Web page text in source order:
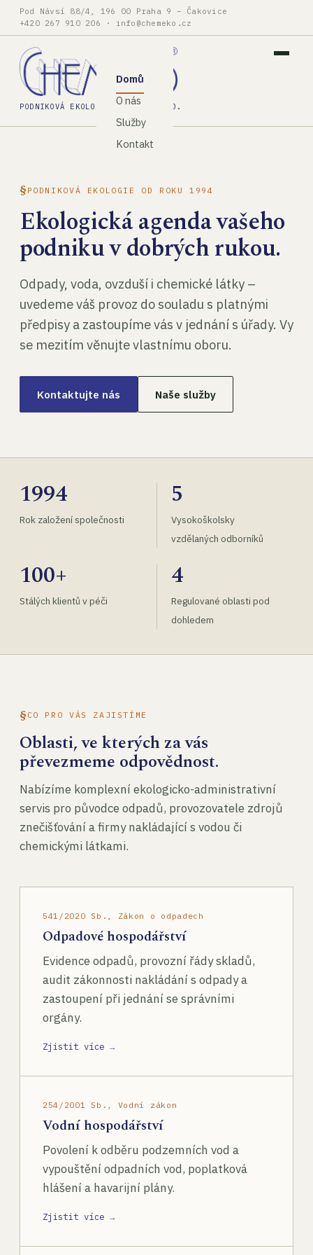
Pod Návsí 88/4, 196 00 Praha 9 – Čakovice
+420 267 910 206 · info@chemeko.cz
PODNIKOVÁ EKOLOGIE, SPOL. S R.O.
Domů
O nás
Služby
Kontakt
PODNIKOVÁ EKOLOGIE OD ROKU 1994
Ekologická agenda vašeho
podniku v dobrých rukou.
Odpady, voda, ovzduší i chemické látky –
uvedeme váš provoz do souladu s platnými
předpisy a zastoupíme vás v jednání s úřady. Vy
se mezitím věnujte vlastnímu oboru.
Kontaktujte nás Naše služby
1994
Rok založení společnosti
5
Vysokoškolsky
vzdělaných odborníků
100+
Stálých klientů v péči
4
Regulované oblasti pod
dohledem
CO PRO VÁS ZAJISTÍME
Oblasti, ve kterých za vás
převezmeme odpovědnost.
Nabízíme komplexní ekologicko-administrativní
servis pro původce odpadů, provozovatele zdrojů
znečišťování a firmy nakládající s vodou či
chemickými látkami.
541/2020 Sb., Zákon o odpadech
Odpadové hospodářství
Evidence odpadů, provozní řády skladů,
audit zákonnosti nakládání s odpady a
zastoupení při jednání se správními
orgány.
Zjistit více →
254/2001 Sb., Vodní zákon
Vodní hospodářství
Povolení k odběru podzemních vod a
vypouštění odpadních vod, poplatková
hlášení a havarijní plány.
Zjistit více →